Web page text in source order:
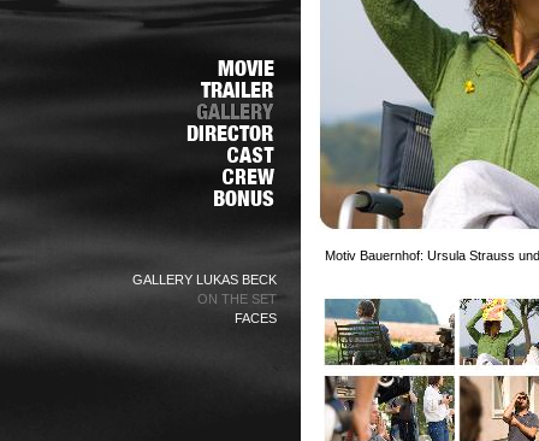
GALLERY LUKAS BECK
ON THE SET
FACES
Motiv Bauernhof: Ursula Strauss